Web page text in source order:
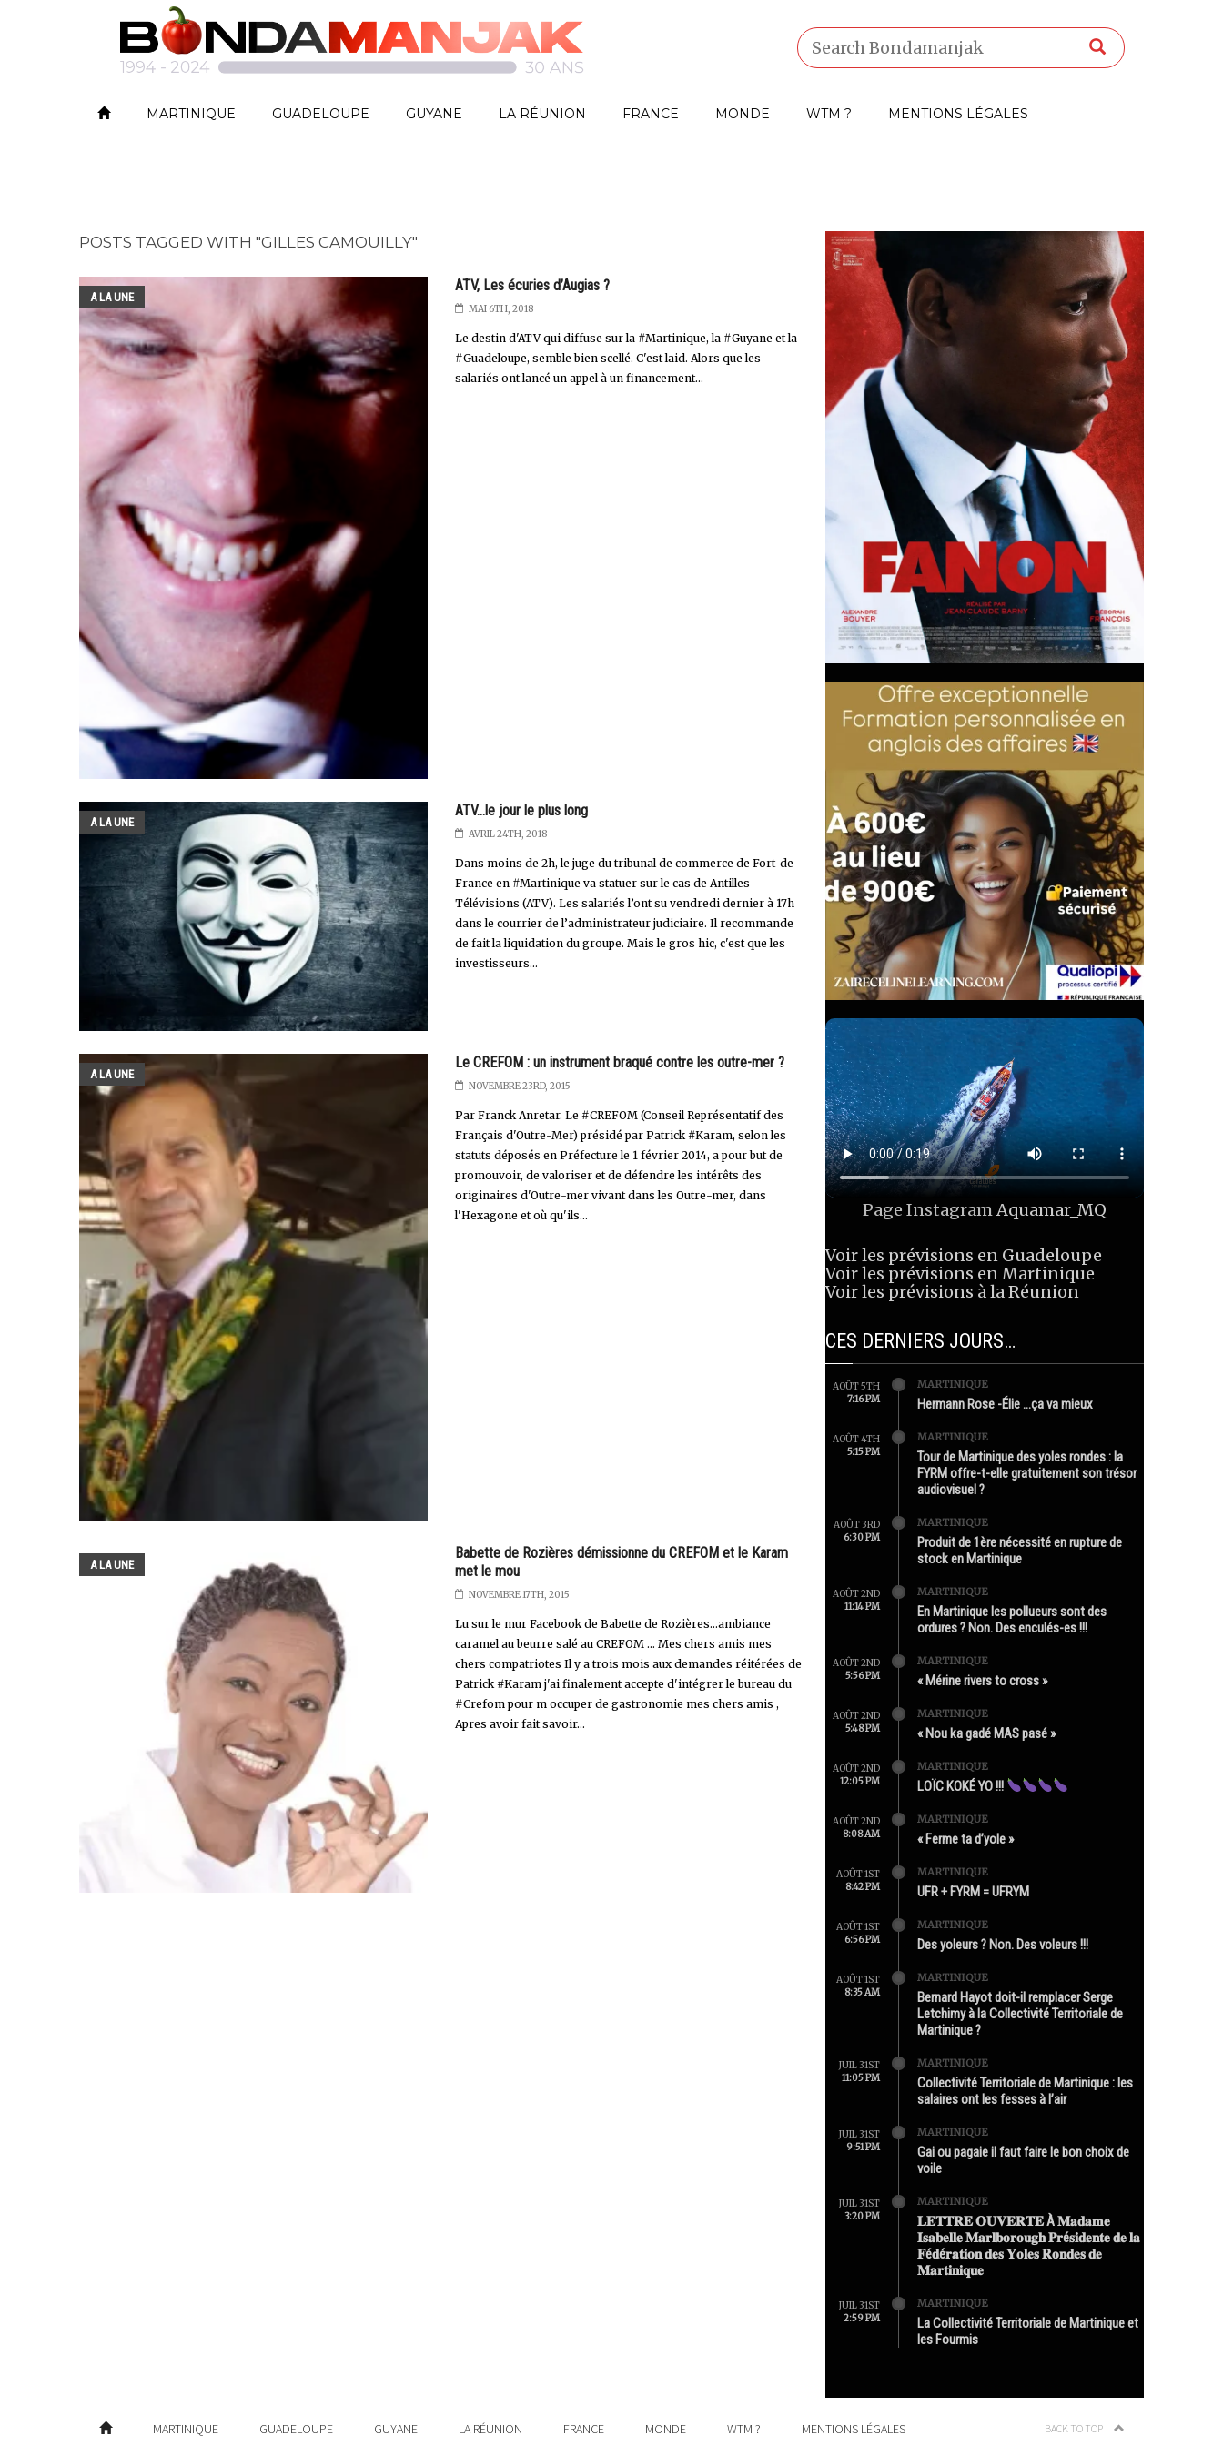
MARTINIQUE GUADELOUPE GUYANE LA RÉUNION FRANCE MONDE WTM ? MENTIONS LÉGALES
POSTS TAGGED WITH "GILLES CAMOUILLY"
A LA UNE
ATV, Les écuries d’Augias ?
MAI 6TH, 2018
Le destin d'ATV qui diffuse sur la #Martinique, la #Guyane et la
#Guadeloupe, semble bien scellé. C'est laid. Alors que les
salariés ont lancé un appel à un financement...
A LA UNE
ATV...le jour le plus long
AVRIL 24TH, 2018
Dans moins de 2h, le juge du tribunal de commerce de Fort-de-
France en #Martinique va statuer sur le cas de Antilles
Télévisions (ATV). Les salariés l’ont su vendredi dernier à 17h
dans le courrier de l’administrateur judiciaire. Il recommande
de fait la liquidation du groupe. Mais le gros hic, c'est que les
investisseurs...
A LA UNE
Le CREFOM : un instrument braqué contre les outre-mer ?
NOVEMBRE 23RD, 2015
Par Franck Anretar. Le #CREFOM (Conseil Représentatif des
Français d'Outre-Mer) présidé par Patrick #Karam, selon les
statuts déposés en Préfecture le 1 février 2014, a pour but de
promouvoir, de valoriser et de défendre les intérêts des
originaires d'Outre-mer vivant dans les Outre-mer, dans
l'Hexagone et où qu'ils...
A LA UNE
Babette de Rozières démissionne du CREFOM et le Karam
met le mou
NOVEMBRE 17TH, 2015
Lu sur le mur Facebook de Babette de Rozières...ambiance
caramel au beurre salé au CREFOM ... Mes chers amis mes
chers compatriotes Il y a trois mois aux demandes réitérées de
Patrick #Karam j'ai finalement accepte d'intégrer le bureau du
#Crefom pour m occuper de gastronomie mes chers amis ,
Apres avoir fait savoir...
Page InstagramAquamar_MQ
Voir les prévisions en Guadeloupe
Voir les prévisions en Martinique
Voir les prévisions à la Réunion
CES DERNIERS JOURS…
AOÛT 5TH
7:16 PM
MARTINIQUE
Hermann Rose -Élie …ça va mieux
AOÛT 4TH
5:15 PM
MARTINIQUE
Tour de Martinique des yoles rondes : la
FYRM offre-t-elle gratuitement son trésor
audiovisuel ?
AOÛT 3RD
6:30 PM
MARTINIQUE
Produit de 1ère nécessité en rupture de
stock en Martinique
AOÛT 2ND
11:14 PM
MARTINIQUE
En Martinique les pollueurs sont des
ordures ? Non. Des enculés-es !!!
AOÛT 2ND
5:56 PM
MARTINIQUE
« Mérine rivers to cross »
AOÛT 2ND
5:48 PM
MARTINIQUE
« Nou ka gadé MAS pasé »
AOÛT 2ND
12:05 PM
MARTINIQUE
LOÏC KOKÉ YO !!!
AOÛT 2ND
8:08 AM
MARTINIQUE
« Ferme ta d’yole »
AOÛT 1ST
8:42 PM
MARTINIQUE
UFR + FYRM = UFRYM
AOÛT 1ST
6:56 PM
MARTINIQUE
Des yoleurs ? Non. Des voleurs !!!
AOÛT 1ST
8:35 AM
MARTINIQUE
Bernard Hayot doit-il remplacer Serge
Letchimy à la Collectivité Territoriale de
Martinique ?
JUIL 31ST
11:05 PM
MARTINIQUE
Collectivité Territoriale de Martinique : les
salaires ont les fesses à l’air
JUIL 31ST
9:51 PM
MARTINIQUE
Gai ou pagaie il faut faire le bon choix de
voile
JUIL 31ST
3:20 PM
MARTINIQUE
𝐋𝐄𝐓𝐓𝐑𝐄 𝐎𝐔𝐕𝐄𝐑𝐓𝐄 À 𝐌𝐚𝐝𝐚𝐦𝐞
𝐈𝐬𝐚𝐛𝐞𝐥𝐥𝐞 𝐌𝐚𝐫𝐥𝐛𝐨𝐫𝐨𝐮𝐠𝐡 𝐏𝐫é𝐬𝐢𝐝𝐞𝐧𝐭𝐞 𝐝𝐞 𝐥𝐚
𝐅é𝐝é𝐫𝐚𝐭𝐢𝐨𝐧 𝐝𝐞𝐬 𝐘𝐨𝐥𝐞𝐬 𝐑𝐨𝐧𝐝𝐞𝐬 𝐝𝐞
𝐌𝐚𝐫𝐭𝐢𝐧𝐢𝐪𝐮𝐞
JUIL 31ST
2:59 PM
MARTINIQUE
La Collectivité Territoriale de Martinique et
les Fourmis
MARTINIQUE GUADELOUPE GUYANE LA RÉUNION FRANCE MONDE WTM ? MENTIONS LÉGALES BACK TO TOP